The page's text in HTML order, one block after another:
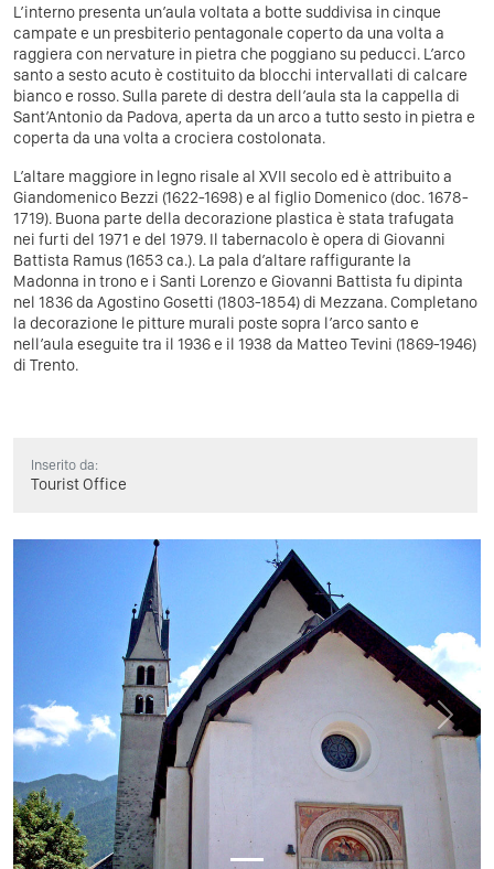
L’interno presenta un’aula voltata a botte suddivisa in cinque
campate e un presbiterio pentagonale coperto da una volta a
raggiera con nervature in pietra che poggiano su peducci. L’arco
santo a sesto acuto è costituito da blocchi intervallati di calcare
bianco e rosso. Sulla parete di destra dell’aula sta la cappella di
Sant’Antonio da Padova, aperta da un arco a tutto sesto in pietra e
coperta da una volta a crociera costolonata.
L’altare maggiore in legno risale al XVII secolo ed è attribuito a
Giandomenico Bezzi (1622-1698) e al figlio Domenico (doc. 1678-
1719). Buona parte della decorazione plastica è stata trafugata
nei furti del 1971 e del 1979. Il tabernacolo è opera di Giovanni
Battista Ramus (1653 ca.). La pala d’altare raffigurante la
Madonna in trono e i Santi Lorenzo e Giovanni Battista fu dipinta
nel 1836 da Agostino Gosetti (1803-1854) di Mezzana. Completano
la decorazione le pitture murali poste sopra l’arco santo e
nell’aula eseguite tra il 1936 e il 1938 da Matteo Tevini (1869-1946)
di Trento.
Inserito da:
Tourist Office
Previous Next